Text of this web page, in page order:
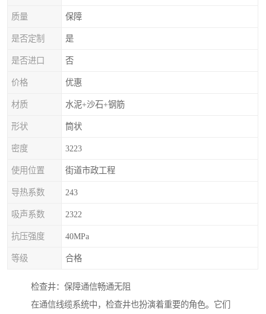
质量 保障
是否定制 是
是否进口 否
价格 优惠
材质 水泥+沙石+钢筋
形状 筒状
密度 3223
使用位置 街道市政工程
导热系数 243
吸声系数 2322
抗压强度 40MPa
等级 合格
检查井：保障通信畅通无阻
在通信线缆系统中，检查井也扮演着重要的角色。它们